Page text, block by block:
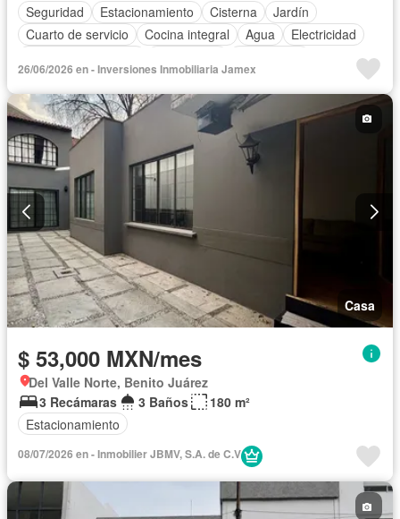
Seguridad
Estacionamiento Cisterna
Jardín
Cuarto de servicio
Cocina integral Agua
Electricidad
Recámara con closet
Wifi
Conserje
Acceso para personas con discapacidad
Cocina equipada
Sala polivalente
Aire acondicionado
Circuito cerrado de televisión
Permite mascotas
Solo familias
Sin amueblar
26/06/2026 en - Inversiones Inmobiliaria Jamex
Casa
$ 53,000 MXN/mes
Del Valle Norte, Benito Juárez
3 Recámaras
3 Baños
180 m²
Estacionamiento
08/07/2026 en - Inmobilier JBMV, S.A. de C.V